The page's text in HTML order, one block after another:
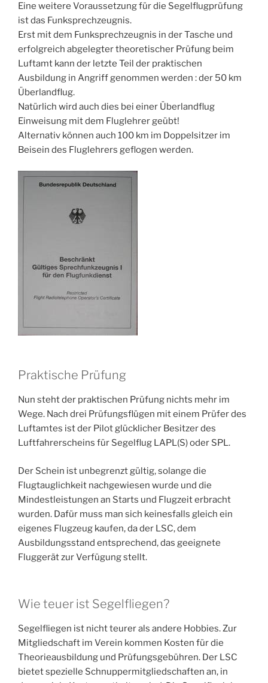
Eine weitere Voraussetzung für die Segelflugprüfung
ist das Funksprechzeugnis.
Erst mit dem Funksprechzeugnis in der Tasche und
erfolgreich abgelegter theoretischer Prüfung beim
Luftamt kann der letzte Teil der praktischen
Ausbildung in Angriff genommen werden : der 50 km
Überlandflug.
Natürlich wird auch dies bei einer Überlandflug
Einweisung mit dem Fluglehrer geübt!
Alternativ können auch 100 km im Doppelsitzer im
Beisein des Fluglehrers geflogen werden.
Praktische Prüfung
Nun steht der praktischen Prüfung nichts mehr im
Wege. Nach drei Prüfungsflügen mit einem Prüfer des
Luftamtes ist der Pilot glücklicher Besitzer des
Luftfahrerscheins für Segelflug LAPL(S) oder SPL.
Der Schein ist unbegrenzt gültig, solange die
Flugtauglichkeit nachgewiesen wurde und die
Mindestleistungen an Starts und Flugzeit erbracht
wurden. Dafür muss man sich keinesfalls gleich ein
eigenes Flugzeug kaufen, da der LSC, dem
Ausbildungsstand entsprechend, das geeignete
Fluggerät zur Verfügung stellt.
Wie teuer ist Segelfliegen?
Segelfliegen ist nicht teurer als andere Hobbies. Zur
Mitgliedschaft im Verein kommen Kosten für die
Theorieausbildung und Prüfungsgebühren. Der LSC
bietet spezielle Schnuppermitgliedschaften an, in